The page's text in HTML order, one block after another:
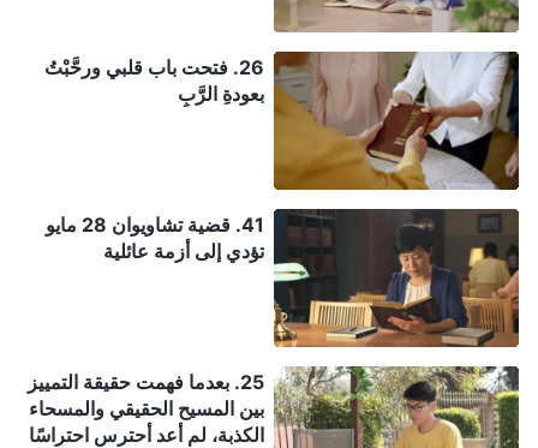
26. فتحت باب قلبي ورحَّبْتُ
بعودةِ الرَّبِ
41. قضية تشاويوان 28 مايو
تؤدي إلى أزمة عائلية
25. بعدما فهمت حقيقة التمييز
بين المسيح الحقيقي والمسحاء
الكذبة، لم أعد أحترس احتراسًا